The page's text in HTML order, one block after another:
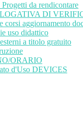
da rendicontare
DI
corsi aggiornamento
uso didattico
a titolo gratuito
ORARIO
d'Uso DEVICES